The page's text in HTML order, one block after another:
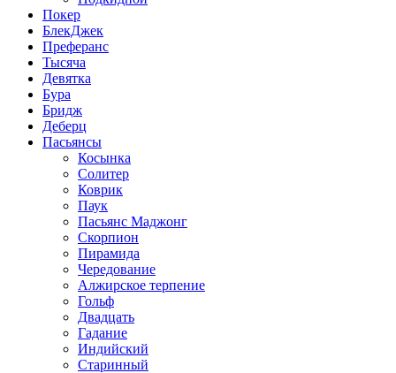
Покер
БлекДжек
Преферанс
Тысяча
Девятка
Бура
Бридж
Деберц
Пасьянсы
Косынка
Солитер
Коврик
Паук
Пасьянс Маджонг
Скорпион
Пирамида
Чередование
Алжирское терпение
Гольф
Двадцать
Гадание
Индийский
Старинный